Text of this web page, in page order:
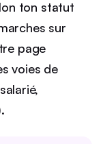
ton statut
sur
page
voies de